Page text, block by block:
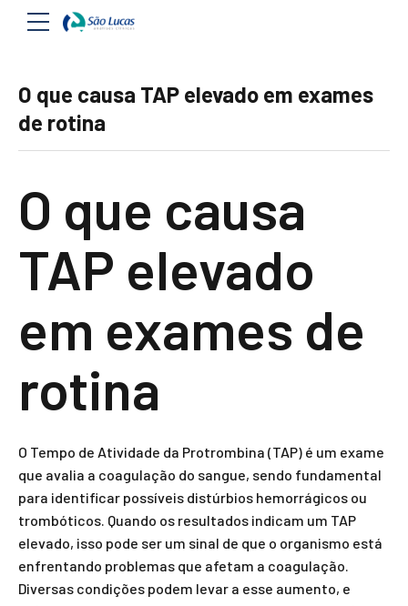
O que causa TAP elevado em exames
de rotina
O que causa
TAP elevado
em exames de
rotina
O Tempo de Atividade da Protrombina (TAP) é um exame
que avalia a coagulação do sangue, sendo fundamental
para identificar possíveis distúrbios hemorrágicos ou
trombóticos. Quando os resultados indicam um TAP
elevado, isso pode ser um sinal de que o organismo está
enfrentando problemas que afetam a coagulação.
Diversas condições podem levar a esse aumento, e